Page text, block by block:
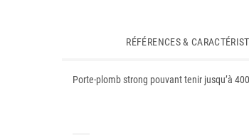
RÉFÉRENCES &
Porte-plomb strong pouvant tenir jusqu’à